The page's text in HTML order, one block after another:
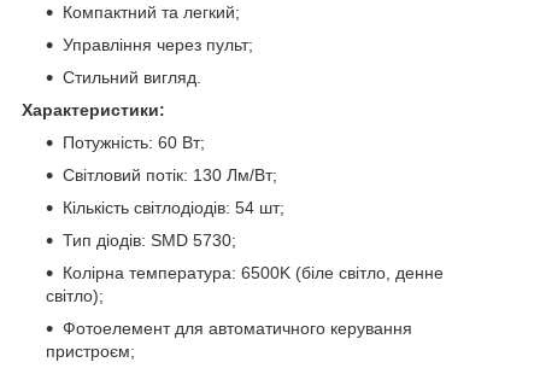
Компактний та легкий;
Управління через пульт;
Стильний вигляд.
Характеристики:
Потужність: 60 Вт;
Світловий потік: 130 Лм/Вт;
Кількість світлодіодів: 54 шт;
Тип діодів: SMD 5730;
Колірна температура: 6500K (біле світло, денне
світло);
Фотоелемент для автоматичного керування
пристроєм;